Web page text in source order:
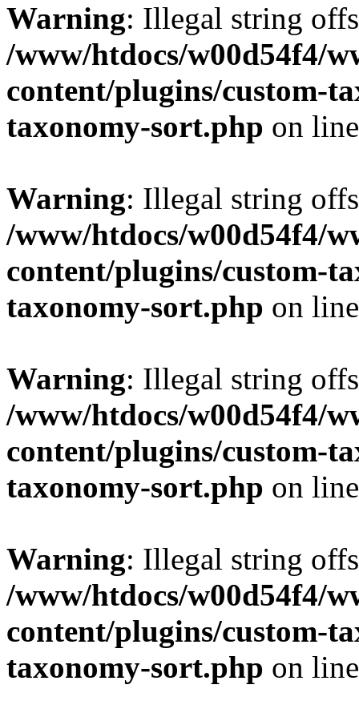
Warning: Illegal string
/www/htdocs/w00d54f4/
content/plugins/custom-
taxonomy-sort.php on
Warning: Illegal string
/www/htdocs/w00d54f4/
content/plugins/custom-
taxonomy-sort.php on
Warning: Illegal string
/www/htdocs/w00d54f4/
content/plugins/custom-
taxonomy-sort.php on
Warning: Illegal string
/www/htdocs/w00d54f4/
content/plugins/custom-
taxonomy-sort.php on